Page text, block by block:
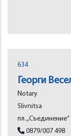
634
Георги
Notary
Slivnitsa
пл. „Съединение”
0879/007 498